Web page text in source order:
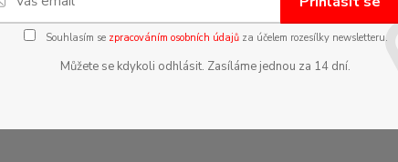
Souhlasím se zpracováním osobních údajůza účelem rozesílky newsletteru.
Můžete se kdykoli odhlásit. Zasíláme jednou za 14 dní.